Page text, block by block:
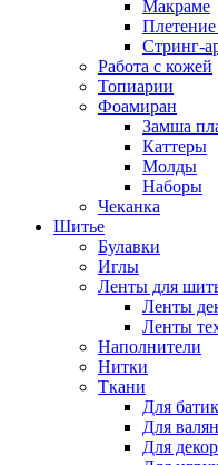
Макраме
Плетение
Стринг-
Работа с кожей
Топиарии
Фоамиран
Замша
Каттеры
Молды
Наборы
Чеканка
Шитье
Булавки
Иглы
Ленты для
Ленты
Ленты
Наполнители
Нитки
Ткани
Для
Для
Для